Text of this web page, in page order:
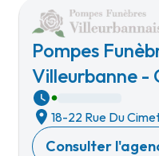
Pompes
Villeurbanne -
18-22 Rue Du
Consulter